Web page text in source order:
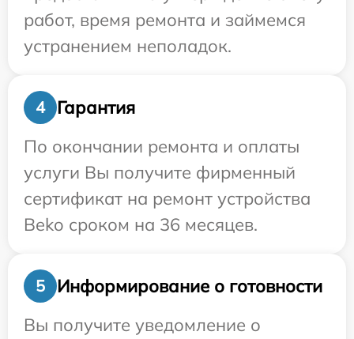
работ, время ремонта и займемся
устранением неполадок.
4
Гарантия
По окончании ремонта и оплаты
услуги Вы получите фирменный
сертификат на ремонт устройства
Beko сроком на 36 месяцев.
5
Информирование о готовности
Вы получите уведомление о